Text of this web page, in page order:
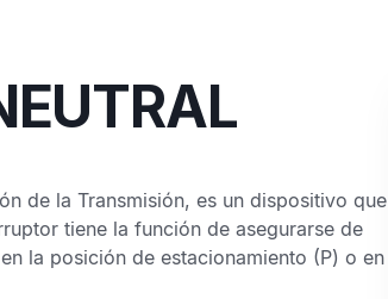
de la Transmisión, es un dispositivo que
tiene la función de asegurarse de
la posición de estacionamiento (P) o en